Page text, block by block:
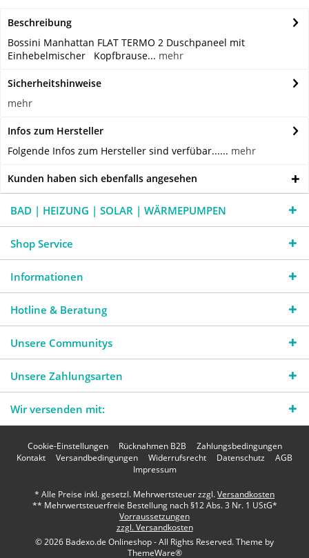
Beschreibung
Bossini Manhattan FLAT TERMO 2 Duschpaneel mit
Einhebelmischer Kopfbrause... mehr
Sicherheitshinweise
mehr
Infos zum Hersteller
Folgende Infos zum Hersteller sind verfübar...... mehr
Kunden haben sich ebenfalls angesehen
BAD | HEIZUNG | SOLAR | WÄRMEPUMPEN
Shop Service
Informationen
Hotline & Beratung
Unsere Communitys
Unsere Zahlungsarten
Wir versenden mit:
Cookie-Einstellungen Rücknahmen B2B
Zahlungsbedingungen
Kontakt
Versandbedingungen Widerrufsrecht Datenschutz
AGB
Impressum
* Alle Preise inkl. gesetzl. Mehrwertsteuer zzgl.Versandkosten
** Mehrwertsteuerfreie Bestellung nach §12 Abs. 3 Nr. 1 UStG*
Vorraussetzungen
zzgl. Versandkosten
© 2026 Badexo.de Onlineshop - All Rights Reserved. Theme by
ThemeWare®